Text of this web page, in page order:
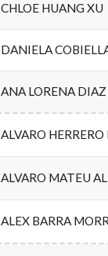
CHLOE HUANG XU
DANIELA
ANA LORENA
ALVARO
ALVARO MATEU
ALEX BARRA